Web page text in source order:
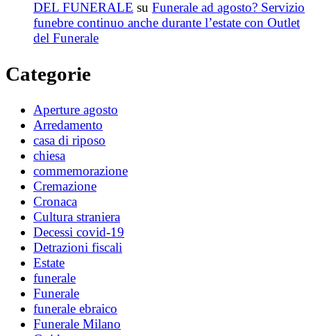
DEL FUNERALE su Funerale ad agosto? Servizio
funebre continuo anche durante l’estate con Outlet
del Funerale
Categorie
Aperture agosto
Arredamento
casa di riposo
chiesa
commemorazione
Cremazione
Cronaca
Cultura straniera
Decessi covid-19
Detrazioni fiscali
Estate
funerale
Funerale
funerale ebraico
Funerale Milano